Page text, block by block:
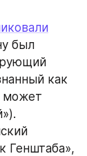
был
как
Генштаба»,